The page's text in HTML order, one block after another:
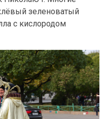
зеленоватый
с кислородом